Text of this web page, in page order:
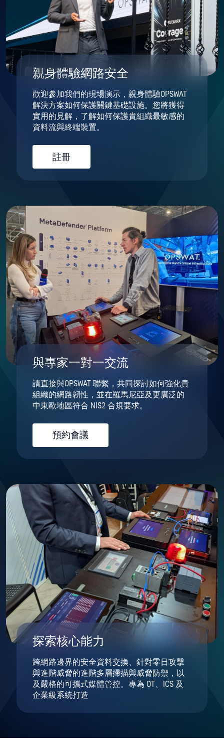
親身體驗網路安全
歡迎參加我們的現場演示，親身體驗OPSWAT
解決方案如何保護關鍵基礎設施。您將獲得
實用的見解，了解如何保護貴組織最敏感的
資料流與終端裝置。
註冊
與專家一對一交流
請直接與OPSWAT 聯繫，共同探討如何強化貴
組織的網路韌性，並在羅馬尼亞及更廣泛的
中東歐地區符合 NIS2 合規要求。
預約會議
探索核心能力
跨網路邊界的安全資料交換、針對零日攻擊
與進階威脅的進階多層掃描與威脅防禦，以
及嚴格的可攜式媒體管控。專為 OT、ICS 及
企業級系統打造